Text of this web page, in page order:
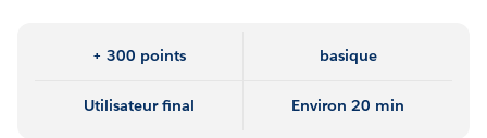
+ 300 points basique
Utilisateur final Environ 20 min